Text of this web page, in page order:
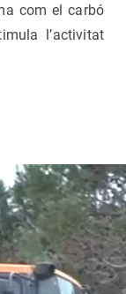
com el carbó
l’activitat